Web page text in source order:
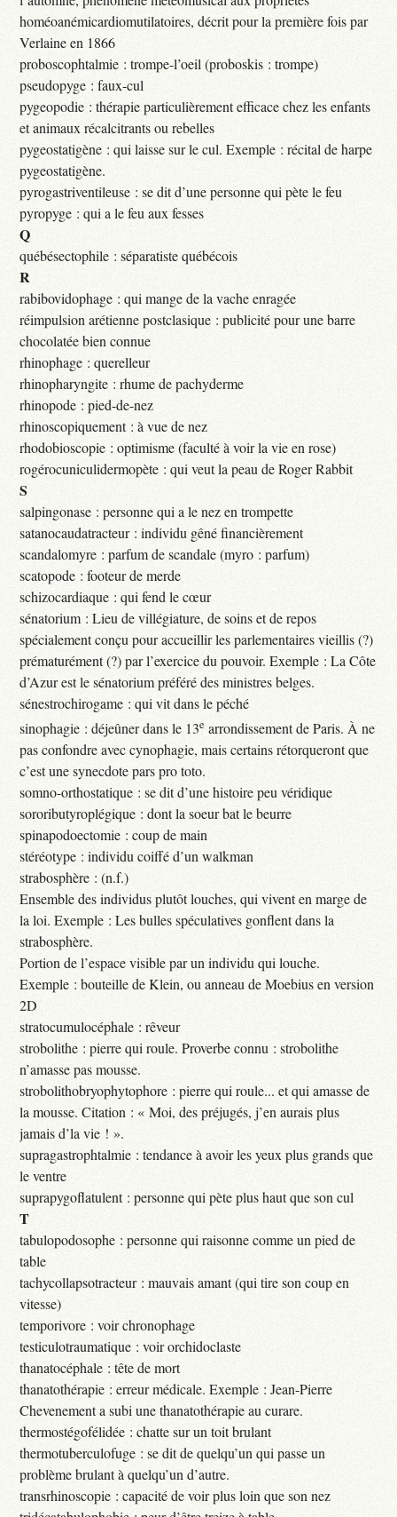
homéoanémicardiomutilatoires, décrit pour la première fois par
Verlaine en 1866
proboscophtalmie : trompe-l’oeil (proboskis : trompe)
pseudopyge : faux-cul
pygeopodie : thérapie particulièrement efficace chez les enfants
et animaux récalcitrants ou rebelles
pygeostatigène : qui laisse sur le cul. Exemple : récital de harpe
pygeostatigène.
pyrogastriventileuse : se dit d’une personne qui pète le feu
pyropyge : qui a le feu aux fesses
Q
québésectophile : séparatiste québécois
R
rabibovidophage : qui mange de la vache enragée
réimpulsion arétienne postclasique : publicité pour une barre
chocolatée bien connue
rhinophage : querelleur
rhinopharyngite : rhume de pachyderme
rhinopode : pied-de-nez
rhinoscopiquement : à vue de nez
rhodobioscopie : optimisme (faculté à voir la vie en rose)
rogérocuniculidermopète : qui veut la peau de Roger Rabbit
S
salpingonase : personne qui a le nez en trompette
satanocaudatracteur : individu gêné financièrement
scandalomyre : parfum de scandale (myro : parfum)
scatopode : footeur de merde
schizocardiaque : qui fend le cœur
sénatorium : Lieu de villégiature, de soins et de repos
spécialement conçu pour accueillir les parlementaires vieillis (?)
prématurément (?) par l’exercice du pouvoir. Exemple : La Côte
d’Azur est le sénatorium préféré des ministres belges.
sénestrochirogame : qui vit dans le péché
sinophagie : déjeûner dans le 13e arrondissement de Paris. À ne
pas confondre avec cynophagie, mais certains rétorqueront que
c’est une synecdote pars pro toto.
somno-orthostatique : se dit d’une histoire peu véridique
soroributyroplégique : dont la soeur bat le beurre
spinapodoectomie : coup de main
stéréotype : individu coiffé d’un walkman
strabosphère : (n.f.)
Ensemble des individus plutôt louches, qui vivent en marge de
la loi. Exemple : Les bulles spéculatives gonflent dans la
strabosphère.
Portion de l’espace visible par un individu qui louche.
Exemple : bouteille de Klein, ou anneau de Moebius en version
2D
stratocumulocéphale : rêveur
strobolithe : pierre qui roule. Proverbe connu : strobolithe
n’amasse pas mousse.
strobolithobryophytophore : pierre qui roule... et qui amasse de
la mousse. Citation : « Moi, des préjugés, j’en aurais plus
jamais d’la vie ! ».
supragastrophtalmie : tendance à avoir les yeux plus grands que
le ventre
suprapygoflatulent : personne qui pète plus haut que son cul
T
tabulopodosophe : personne qui raisonne comme un pied de
table
tachycollapsotracteur : mauvais amant (qui tire son coup en
vitesse)
temporivore : voir chronophage
testiculotraumatique : voir orchidoclaste
thanatocéphale : tête de mort
thanatothérapie : erreur médicale. Exemple : Jean-Pierre
Chevenement a subi une thanatothérapie au curare.
thermostégofélidée : chatte sur un toit brulant
thermotuberculofuge : se dit de quelqu’un qui passe un
problème brulant à quelqu’un d’autre.
transrhinoscopie : capacité de voir plus loin que son nez